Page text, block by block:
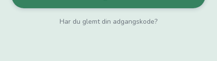
Har du glemt din adgangskode?